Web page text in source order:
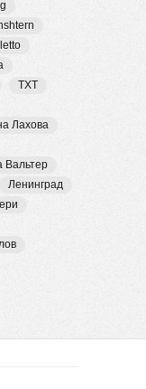
TXT
Лахова
Вальтер
Ленинград